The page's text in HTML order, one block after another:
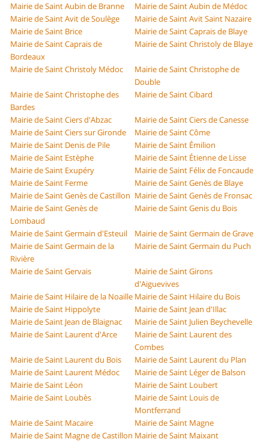
Mairie de Saint Aubin de Branne
Mairie de Saint Aubin de Médoc
Mairie de Saint Avit de Soulège
Mairie de Saint Avit Saint Nazaire
Mairie de Saint Brice
Mairie de Saint Caprais de Blaye
Mairie de Saint Caprais de
Bordeaux
Mairie de Saint Christoly de Blaye
Mairie de Saint Christoly Médoc
Mairie de Saint Christophe de
Double
Mairie de Saint Christophe des
Bardes
Mairie de Saint Cibard
Mairie de Saint Ciers d'Abzac
Mairie de Saint Ciers de Canesse
Mairie de Saint Ciers sur Gironde
Mairie de Saint Côme
Mairie de Saint Denis de Pile
Mairie de Saint Émilion
Mairie de Saint Estèphe
Mairie de Saint Étienne de Lisse
Mairie de Saint Exupéry
Mairie de Saint Félix de Foncaude
Mairie de Saint Ferme
Mairie de Saint Genès de Blaye
Mairie de Saint Genès de Castillon Mairie de Saint Genès de Fronsac
Mairie de Saint Genès de
Lombaud
Mairie de Saint Genis du Bois
Mairie de Saint Germain d'Esteuil
Mairie de Saint Germain de Grave
Mairie de Saint Germain de la
Rivière
Mairie de Saint Germain du Puch
Mairie de Saint Gervais
Mairie de Saint Girons
d'Aiguevives
Mairie de Saint Hilaire de la Noaille Mairie de Saint Hilaire du Bois
Mairie de Saint Hippolyte
Mairie de Saint Jean d'Illac
Mairie de Saint Jean de Blaignac
Mairie de Saint Julien Beychevelle
Mairie de Saint Laurent d'Arce
Mairie de Saint Laurent des
Combes
Mairie de Saint Laurent du Bois
Mairie de Saint Laurent du Plan
Mairie de Saint Laurent Médoc
Mairie de Saint Léger de Balson
Mairie de Saint Léon
Mairie de Saint Loubert
Mairie de Saint Loubès
Mairie de Saint Louis de
Montferrand
Mairie de Saint Macaire
Mairie de Saint Magne
Mairie de Saint Magne de Castillon Mairie de Saint Maixant